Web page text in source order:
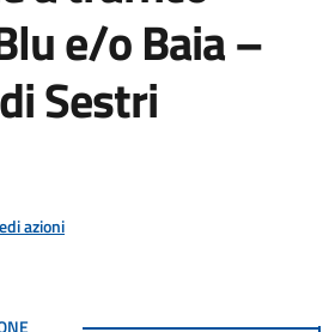
e/o Baia –
Sestri
azioni